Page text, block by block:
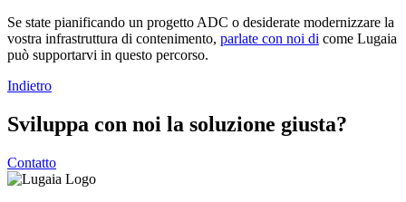
Se state pianificando un progetto ADC o desiderate modernizzare la
vostra infrastruttura di contenimento, parlate con noi di come Lugaia
può supportarvi in questo percorso.
Indietro
Sviluppa con noi la soluzione giusta?
Contatto